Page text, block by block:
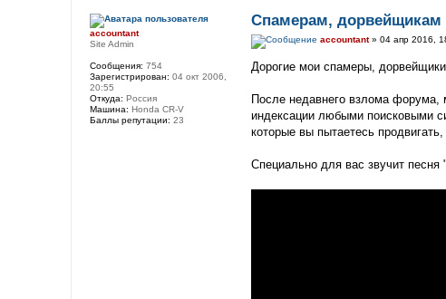
Спамерам, дорвейщикам
accountant» 04 апр 2016,
Дорогие мои спамеры,
После недавнего взлома
индексации любыми поисковыми
которые вы пытаетесь
Специально для вас звучит песня
accountant
Site Admin
Сообщения: 754
Зарегистрирован: 04 окт 2006,
20:55
Откуда: Россия
Машина: Honda CR-V
Баллы репутации: 23